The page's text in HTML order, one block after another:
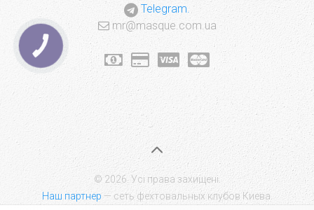
Telegram.
mr@masque.com.ua
© 2026. Усі права захищені.
Наш партнер — сеть фехтовальных клубов Киева.
КНОПКА
ЗВ'ЯЗКУ